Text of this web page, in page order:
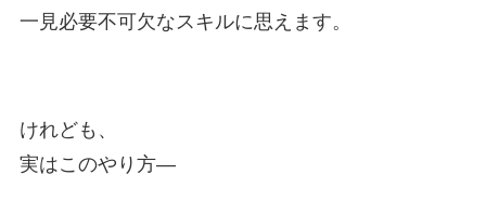
一見必要不可欠なスキルに思えます。
けれども、
実はこのやり方―